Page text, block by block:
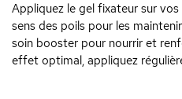
Appliquez le gel fixateur sur
sens des poils pour les
soin booster pour nourrir et
effet optimal, appliquez